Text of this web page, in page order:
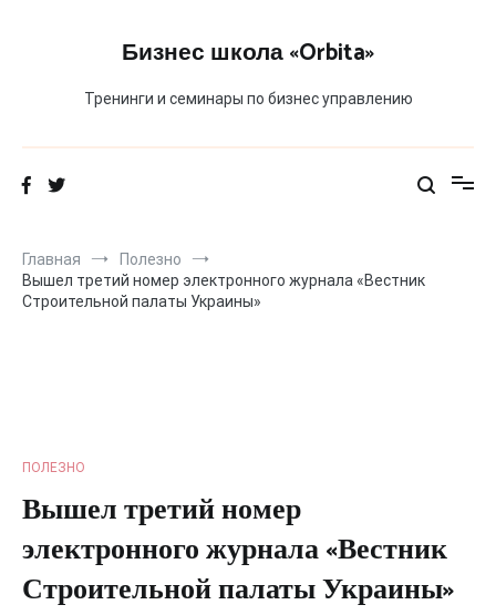
Бизнес школа «Orbita»
Тренинги и семинары по бизнес управлению
Главная
Полезно
Вышел третий номер электронного журнала «Вестник
Строительной палаты Украины»
ПОЛЕЗНО
Вышел третий номер
электронного журнала «Вестник
Строительной палаты Украины»